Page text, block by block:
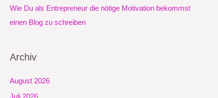
Wie Du als Entrepreneur die nötige Motivation bekommst
einen Blog zu schreiben
Archiv
August 2026